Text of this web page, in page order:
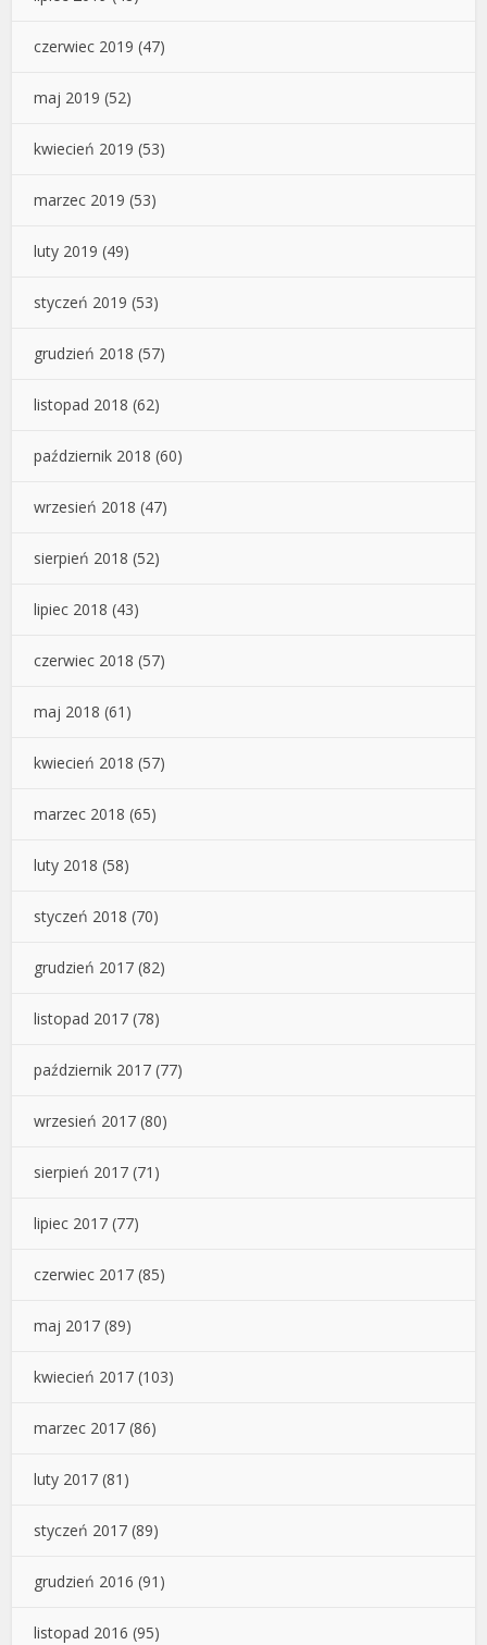
czerwiec 2019 (47)
maj 2019 (52)
kwiecień 2019 (53)
marzec 2019 (53)
luty 2019 (49)
styczeń 2019 (53)
grudzień 2018 (57)
listopad 2018 (62)
październik 2018 (60)
wrzesień 2018 (47)
sierpień 2018 (52)
lipiec 2018 (43)
czerwiec 2018 (57)
maj 2018 (61)
kwiecień 2018 (57)
marzec 2018 (65)
luty 2018 (58)
styczeń 2018 (70)
grudzień 2017 (82)
listopad 2017 (78)
październik 2017 (77)
wrzesień 2017 (80)
sierpień 2017 (71)
lipiec 2017 (77)
czerwiec 2017 (85)
maj 2017 (89)
kwiecień 2017 (103)
marzec 2017 (86)
luty 2017 (81)
styczeń 2017 (89)
grudzień 2016 (91)
listopad 2016 (95)